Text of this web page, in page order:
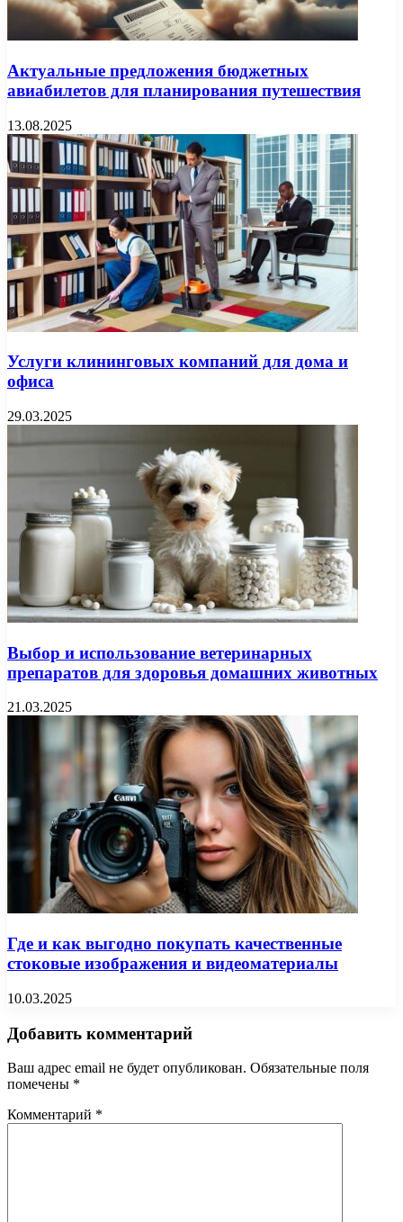
Актуальные предложения бюджетных
авиабилетов для планирования путешествия
13.08.2025
Услуги клининговых компаний для дома и
офиса
29.03.2025
Выбор и использование ветеринарных
препаратов для здоровья домашних животных
21.03.2025
Где и как выгодно покупать качественные
стоковые изображения и видеоматериалы
10.03.2025
Добавить комментарий
Ваш адрес email не будет опубликован. Обязательные поля
помечены *
Комментарий *